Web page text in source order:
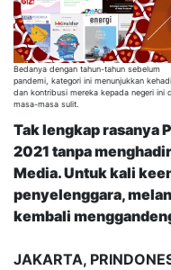
Bedanya dengan tahun-tahun sebelum
pandemi, kategori ini menunjukkan
dan kontribusi mereka kepada negeri ini
masa-masa sulit.
Tak lengkap rasanya
2021 tanpa
Media. Untuk kali
penyelenggara,
kembali
JAKARTA,